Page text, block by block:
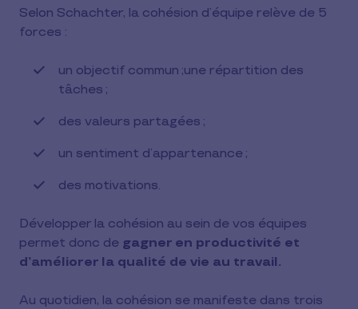
Selon Schachter, la cohésion d’équipe relève de 5
forces :
un objectif commun ;une répartition des
tâches ;
des valeurs partagées ;
un sentiment d’appartenance ;
des motivations.
Développer la cohésion au sein de vos équipes
permet donc de gagner en productivité et
d’améliorer la qualité de vie au travail.
Au quotidien, la cohésion se manifeste dans trois